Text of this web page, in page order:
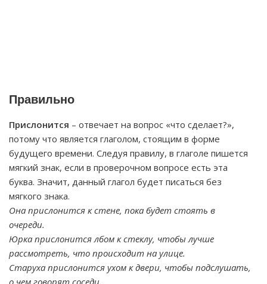
Правильно
Прислонится – отвечает на вопрос «что сделает?»,
потому что является глаголом, стоящим в форме
будущего времени. Следуя правилу, в глаголе пишется
мягкий знак, если в проверочном вопросе есть эта
буква. Значит, данный глагол будет писаться без
мягкого знака.
Она прислонится к стене, пока будет стоять в
очереди.
Юрка прислонится лбом к стеклу, чтобы лучше
рассмотреть, что происходит на улице.
Старуха прислонится ухом к двери, чтобы подслушать,
о чем говорят соседи.